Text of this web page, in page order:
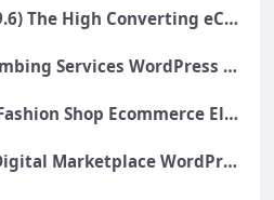
MinimogWP (v3.9.6) The High Converting eCommerce WordPress Theme
Plumbio v2.2 Plumbing Services WordPress Theme
Anarkali (v1.1.3) Fashion Shop Ecommerce Elementor Theme
Markite (v1.4.0) Digital Marketplace WordPress Theme